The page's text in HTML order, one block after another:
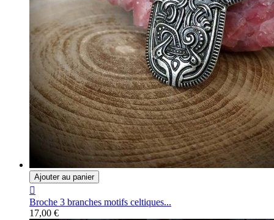
Ajouter au panier

Broche 3 branches motifs celtiques...
17,00 €